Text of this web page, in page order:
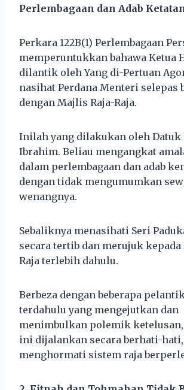
Perlembagaan dan Adab
Perkara 122B(1) Perlembagaan
memperuntukkan bahawa Ketua
dilantik oleh Yang di-Pertuan
nasihat Perdana Menteri selepas
dengan Majlis Raja-Raja.
Inilah yang dilakukan oleh Datuk
Ibrahim. Beliau mengangkat
dalam perlembagaan dan adab
dengan tidak mengumumkan
wenangnya.
Sebaliknya menasihati Seri
secara tertib dan merujuk kepada
Raja terlebih dahulu.
Berbeza dengan beberapa
terdahulu yang mengejutkan dan
menimbulkan polemik
ini dijalankan secara berhati-
menghormati sistem raja